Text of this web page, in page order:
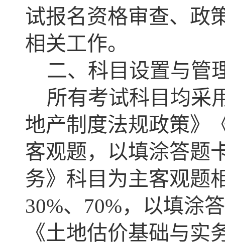
试报名资格审查、政
相关工作。
二、科目设置与管
所有考试科目均采
地产制度法规政策》
客观题，以填涂答题
务》科目为主客观题
30%、70%，以填涂
《土地估价基础与